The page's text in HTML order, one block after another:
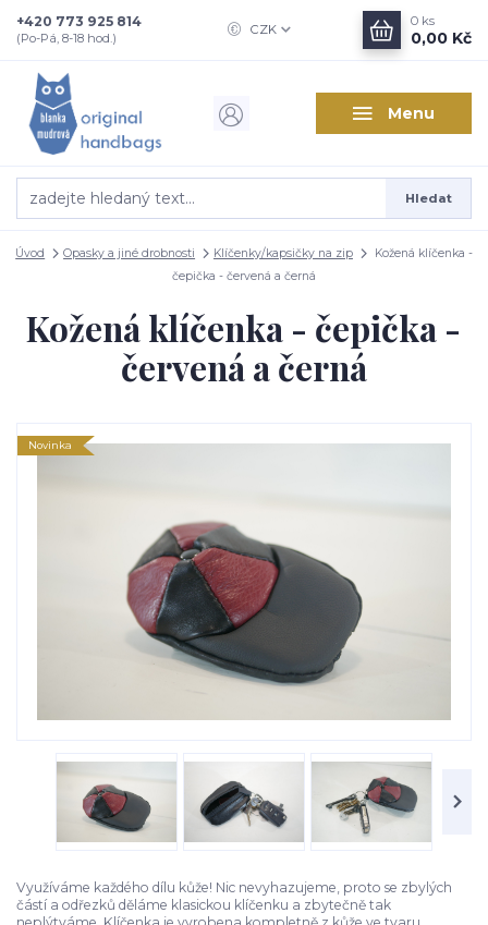
Menu
CZK
Hledat
+420 773 925 814
(Po-Pá, 8-18 hod.)
0 ks
0,00 Kč
Úvod Opasky a jiné drobnosti Klíčenky/kapsičky na zip
Kožená klíčenka -
čepička - červená a černá
Kožená klíčenka - čepička -
červená a černá
Novinka
Využíváme každého dílu kůže! Nic nevyhazujeme, proto se zbylých
částí a odřezků děláme klasickou klíčenku a zbytečně tak